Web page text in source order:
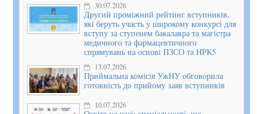
30.07.2026
Другий проміжний рейтинг вступників,
які беруть участь у широкому конкурсі для
вступу за ступенем бакалавра та магістра
медичного та фармацевтичного
спрямувань на основі ПЗСО та НРК5
13.07.2026
Приймальна комісія УжНУ обговорила
готовність до прийому заяв вступників
10.07.2026